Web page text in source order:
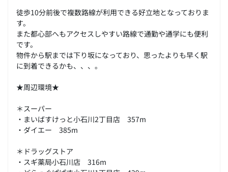
徒歩10分前後で複数路線が利用できる好立地となっておりま
す。
また都心部へもアクセスしやすい路線で通勤や通学にも便利
です。
物件から駅までは下り坂になっており、思ったよりも早く駅
に到着できるかも、、、。
★周辺環境★
＊スーパー
・まいばすけっと小石川2丁目店 357m
・ダイエー 385m
＊ドラッグストア
・スギ薬局小石川店 316m